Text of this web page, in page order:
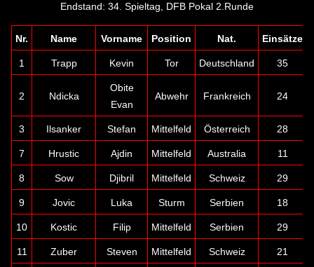
Endstand: 34. Spieltag, DFB Pokal 2.Runde
Nr. Name Vorname Position Nat. Einsätze
1 Trapp Kevin Tor Deutschland 35
2 Ndicka
Obite
Evan
Abwehr Frankreich 24
3 Ilsanker Stefan Mittelfeld Österreich 28
7 Hrustic Ajdin Mittelfeld Australia 11
8 Sow Djibril Mittelfeld Schweiz 29
9 Jovic Luka Sturm Serbien 18
10 Kostic Filip Mittelfeld Serbien 29
11 Zuber Steven Mittelfeld Schweiz 21